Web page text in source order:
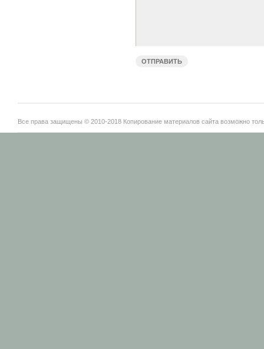
Все права защищены © 2010-2018 Копирование материалов сайта возможно